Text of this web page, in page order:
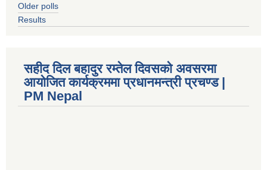
Older polls
Results
सहीद दिल बहादुर रम्तेल दिवसको अवसरमा
आयोजित कार्यक्रममा प्रधानमन्त्री प्रचण्ड |
PM Nepal